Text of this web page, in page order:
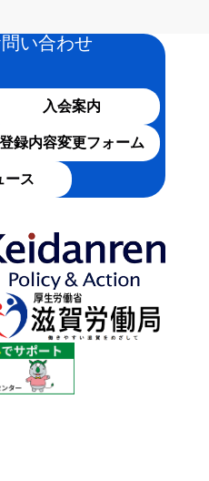
い合わせ
入会案内
登録内容変更フォーム
ース